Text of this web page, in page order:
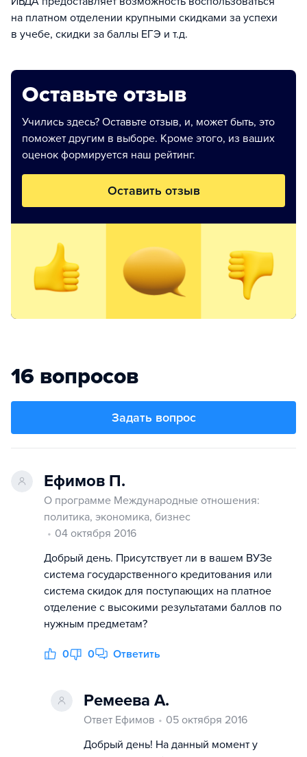
на платном отделении крупными скидками за успехи
в учебе, скидки за баллы ЕГЭ и т.д.
Оставьте отзыв
Учились здесь? Оставьте отзыв, и, может быть, это
поможет другим в выборе. Кроме этого, из ваших
оценок формируется наш рейтинг.
Оставить отзыв
16 вопросов
Задать вопрос
Ефимов П.
О программе Международные отношения:
политика, экономика, бизнес
04 октября 2016
Добрый день. Присутствует ли в вашем ВУЗе
система государственного кредитования или
система скидок для поступающих на платное
отделение с высокими результатами баллов по
нужным предметам?
0 0 Ответить
Ремеева А.
Ответ Ефимов
05 октября 2016
Добрый день! На данный момент у